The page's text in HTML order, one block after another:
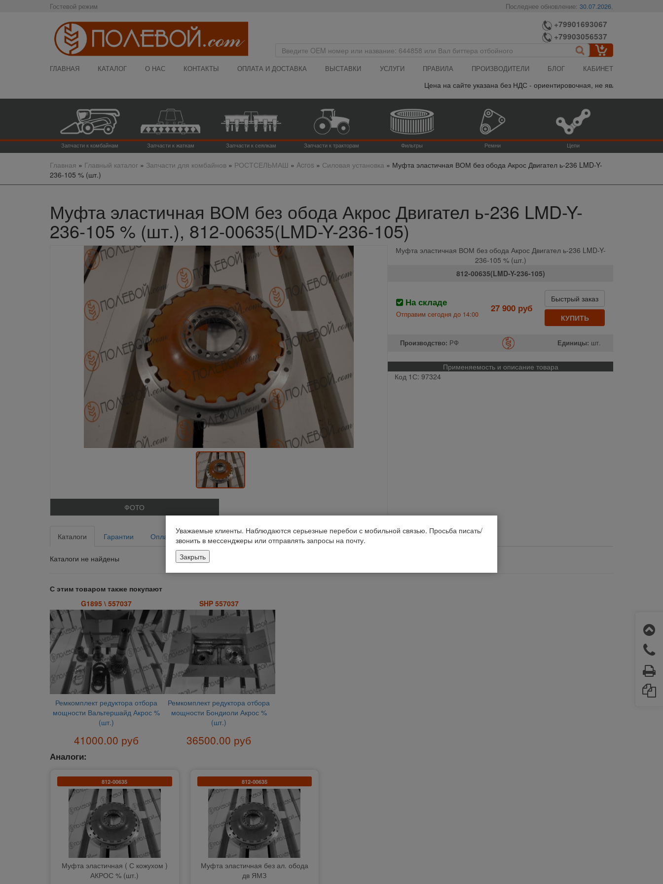
Гостевой режим Последнее обновление:30.07.2026,
+79901693067
+79903056537
ГЛАВНАЯ КАТАЛОГ О НАС КОНТАКТЫ ОПЛАТА И ДОСТАВКА ВЫСТАВКИ УСЛУГИ ПРАВИЛА ПРОИЗВОДИТЕЛИ БЛОГ КАБИНЕТ
Цена на сайте указана без НДС - ориентировочная, не является публичной
Запчасти к комбайнам Запчасти к жаткам Запчасти к сеялкам Запчасти к тракторам Фильтры Ремни Цепи
Главная » Главный каталог» Запчасти для комбайнов» РОСТСЕЛЬМАШ » Acros » Силовая установка» Муфта эластичная ВОМ без обода Акрос Двигател ь-236 LMD-Y-
236-105 % (шт.)
Муфта эластичная ВОМ без обода Акрос Двигател ь-236 LMD-Y-
236-105 % (шт.), 812-00635(LMD-Y-236-105)
ФОТО
Муфта эластичная ВОМ без обода Акрос Двигател ь-236 LMD-Y-
236-105 % (шт.)
812-00635(LMD-Y-236-105)
На складе
Отправим сегодня до 14:00
27 900 руб
Быстрый заказ
КУПИТЬ
Производство: РФ Единицы: шт.
Применяемость и описание товара
Код 1С: 97324
Каталоги Гарантии Оплата Доставка Получить консультацию
Каталоги не найдены
С этим товаром также покупают
G1895 \ 557037
Ремкомплект редуктора отбора
мощности Вальтершайд Акрос %
(шт.)
41000.00 руб
SHP 557037
Ремкомплект редуктора отбора
мощности Бондиоли Акрос %
(шт.)
36500.00 руб
Аналоги:
812-00635
Муфта эластичная ( С кожухом )
АКРОС % (шт.)
812-00635
Муфта эластичная без ал. обода
дв ЯМЗ
Уважаемые клиенты. Наблюдаются серьезные перебои с мобильной связью. Просьба писать/
звонить в мессенджеры или отправлять запросы на почту.
Закрыть